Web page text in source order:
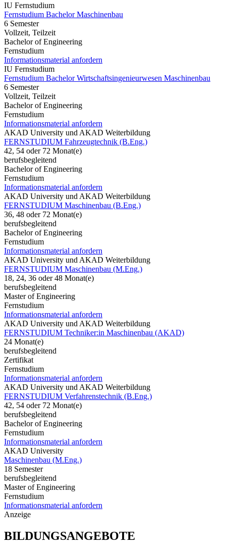
IU Fernstudium
Fernstudium Bachelor Maschinenbau
6 Semester
Vollzeit, Teilzeit
Bachelor of Engineering
Fernstudium
Informationsmaterial anfordern
IU Fernstudium
Fernstudium Bachelor Wirtschaftsingenieurwesen Maschinenbau
6 Semester
Vollzeit, Teilzeit
Bachelor of Engineering
Fernstudium
Informationsmaterial anfordern
AKAD University und AKAD Weiterbildung
FERNSTUDIUM Fahrzeugtechnik (B.Eng.)
42, 54 oder 72 Monat(e)
berufsbegleitend
Bachelor of Engineering
Fernstudium
Informationsmaterial anfordern
AKAD University und AKAD Weiterbildung
FERNSTUDIUM Maschinenbau (B.Eng.)
36, 48 oder 72 Monat(e)
berufsbegleitend
Bachelor of Engineering
Fernstudium
Informationsmaterial anfordern
AKAD University und AKAD Weiterbildung
FERNSTUDIUM Maschinenbau (M.Eng.)
18, 24, 36 oder 48 Monat(e)
berufsbegleitend
Master of Engineering
Fernstudium
Informationsmaterial anfordern
AKAD University und AKAD Weiterbildung
FERNSTUDIUM Techniker:in Maschinenbau (AKAD)
24 Monat(e)
berufsbegleitend
Zertifikat
Fernstudium
Informationsmaterial anfordern
AKAD University und AKAD Weiterbildung
FERNSTUDIUM Verfahrenstechnik (B.Eng.)
42, 54 oder 72 Monat(e)
berufsbegleitend
Bachelor of Engineering
Fernstudium
Informationsmaterial anfordern
AKAD University
Maschinenbau (M.Eng.)
18 Semester
berufsbegleitend
Master of Engineering
Fernstudium
Informationsmaterial anfordern
Anzeige
BILDUNGSANGEBOTE